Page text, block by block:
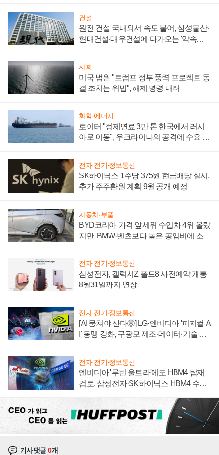
건설
원전 건설 국내외서 속도 붙어, 삼성물산·
현대건설·대우건설에 다가오는 '약속의
사회
미국 법원 "트럼프 정부 풍력 프로젝트 동
결 조치는 위법", 해제 명령 내려
화학·에너지
로이터 "정제연료 3만 톤 한국에서 러시
아로 이동", 우크라이나의 공격에 수요 늘
전자·전기·정보통신
SK하이닉스 1주당 375원 현금배당 실시,
추가 주주환원 계획 9월 공개 예정
자동차·부품
BYD코리아 가격 앞세워 수입차 4위 올랐
지만, BMW·벤츠보다 높은 공임비에 소비
전자·전기·정보통신
삼성전자, 갤럭시Z 폴드8 사전예약 개통
8월31일까지 연장
전자·전기·정보통신
[AI 뭉쳐야 산다⑧] LG·엔비디아 '피지컬 A
I' 동맹 강화, 구광모 제조·데이터·기술 결
전자·전기·정보통신
엔비디아 '루빈 울트라'에도 HBM4 탑재
검토, 삼성전자·SK하이닉스 HBM4 수율
기사댓글0개